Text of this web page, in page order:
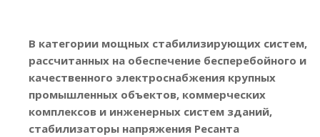
В категории мощных стабилизирующих систем,
рассчитанных на обеспечение бесперебойного и
качественного электроснабжения крупных
промышленных объектов, коммерческих
комплексов и инженерных систем зданий,
стабилизаторы напряжения Ресанта